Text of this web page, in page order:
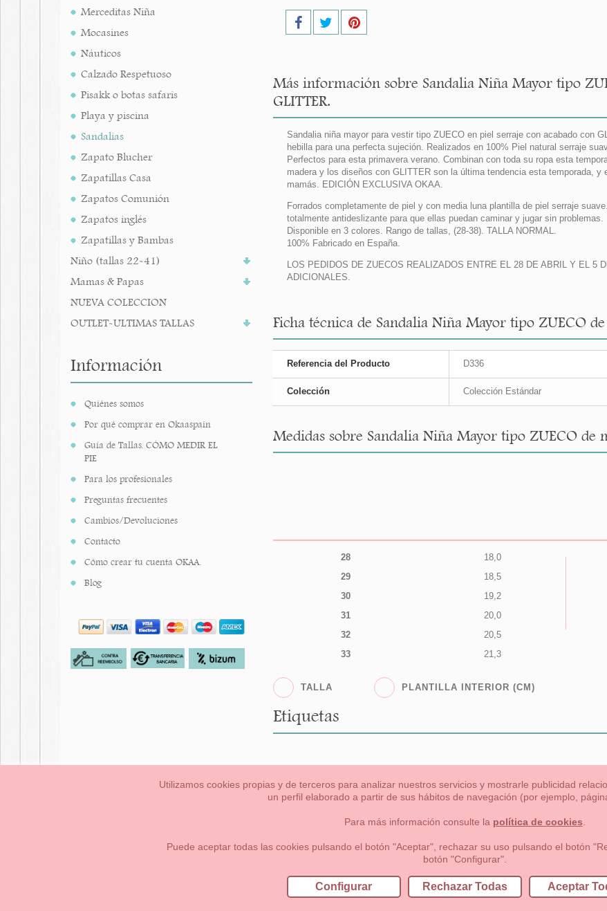
Merceditas Niña
Mocasines
Náuticos
Calzado Respetuoso
Pisakk o botas safaris
Playa y piscina
Sandalias
Zapato Blucher
Zapatillas Casa
Zapatos Comunión
Zapatos inglés
Zapatillas y Bambas
Niño (tallas 22-41)
Mamas & Papas
NUEVA COLECCION
OUTLET-ULTIMAS TALLAS
Información
Quiénes somos
Por qué comprar en Okaaspain
Guía de Tallas. CÓMO MEDIR EL
PIE
Para los profesionales
Preguntas frecuentes
Cambios/Devoluciones
Contacto
Cómo crear tu cuenta OKAA.
Blog
Más información sobre Sandalia Niña Mayor tipo
GLITTER.
Sandalia niña mayor para vestir tipo ZUECO en piel serraje con acabado con
hebilla para una perfecta sujeción. Realizados en 100% Piel natural serraje
Perfectos para esta primavera verano. Combinan con toda su ropa esta
madera y los diseños con GLITTER son la última tendencia esta temporada,
mamás. EDICIÓN EXCLUSIVA OKAA.
Forrados completamente de piel y con media luna plantilla de piel serraje
totalmente antideslizante para que ellas puedan caminar y jugar sin problemas.
Disponible en 3 colores. Rango de tallas, (28-38). TALLA NORMAL.
100% Fabricado en España.
LOS PEDIDOS DE ZUECOS REALIZADOS ENTRE EL 28 DE ABRIL Y EL 5
ADICIONALES.
Ficha técnica de Sandalia Niña Mayor tipo ZUECO
Referencia del Producto D336
Colección Colección Estándar
Medidas sobre Sandalia Niña Mayor tipo ZUECO de
28
18,0
29
18,5
30
19,2
31
20,0
32
20,5
33
21,3
TALLA PLANTILLA INTERIOR (CM)
Etiquetas
Pequeños/as Niña Niño Mamas & Papas NUEVA COLECCION
Condiciones generales de compra, formas de pago , política de devoluciones y reembolsos Privacidad
Av. Sierra de Grazalema, nº9 28691 Villanueva de la Cañada Madrid (España)
Utilizamos cookies propias y de terceros para analizar nuestros servicios y mostrarle publicidad
un perfil elaborado a partir de sus hábitos de navegación (por ejemplo,
Para más información consulte la política de cookies
Puede aceptar todas las cookies pulsando el botón "Aceptar", rechazar su uso pulsando el botón
botón "Configurar".
Configurar Rechazar Todas Aceptar